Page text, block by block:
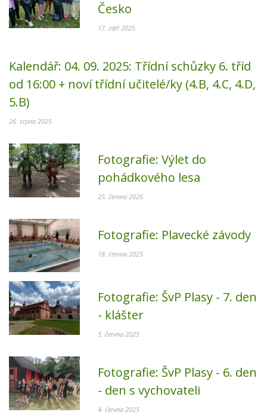
Česko
17. září 2025
Kalendář: 04. 09. 2025: Třídní schůzky 6. tříd
od 16:00 + noví třídní učitelé/ky (4.B, 4.C, 4.D,
5.B)
26. srpna 2025
Fotografie: Výlet do
pohádkového lesa
25. června 2025
Fotografie: Plavecké závody
18. června 2025
Fotografie: ŠvP Plasy - 7. den
- klášter
5. června 2025
Fotografie: ŠvP Plasy - 6. den
- den s vychovateli
4. června 2025